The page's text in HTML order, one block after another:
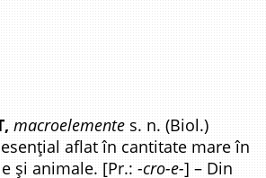
macroelemente s. n. (Biol.)
aflat în cantitate mare în
și animale. [Pr.:-cro-e-] – Din